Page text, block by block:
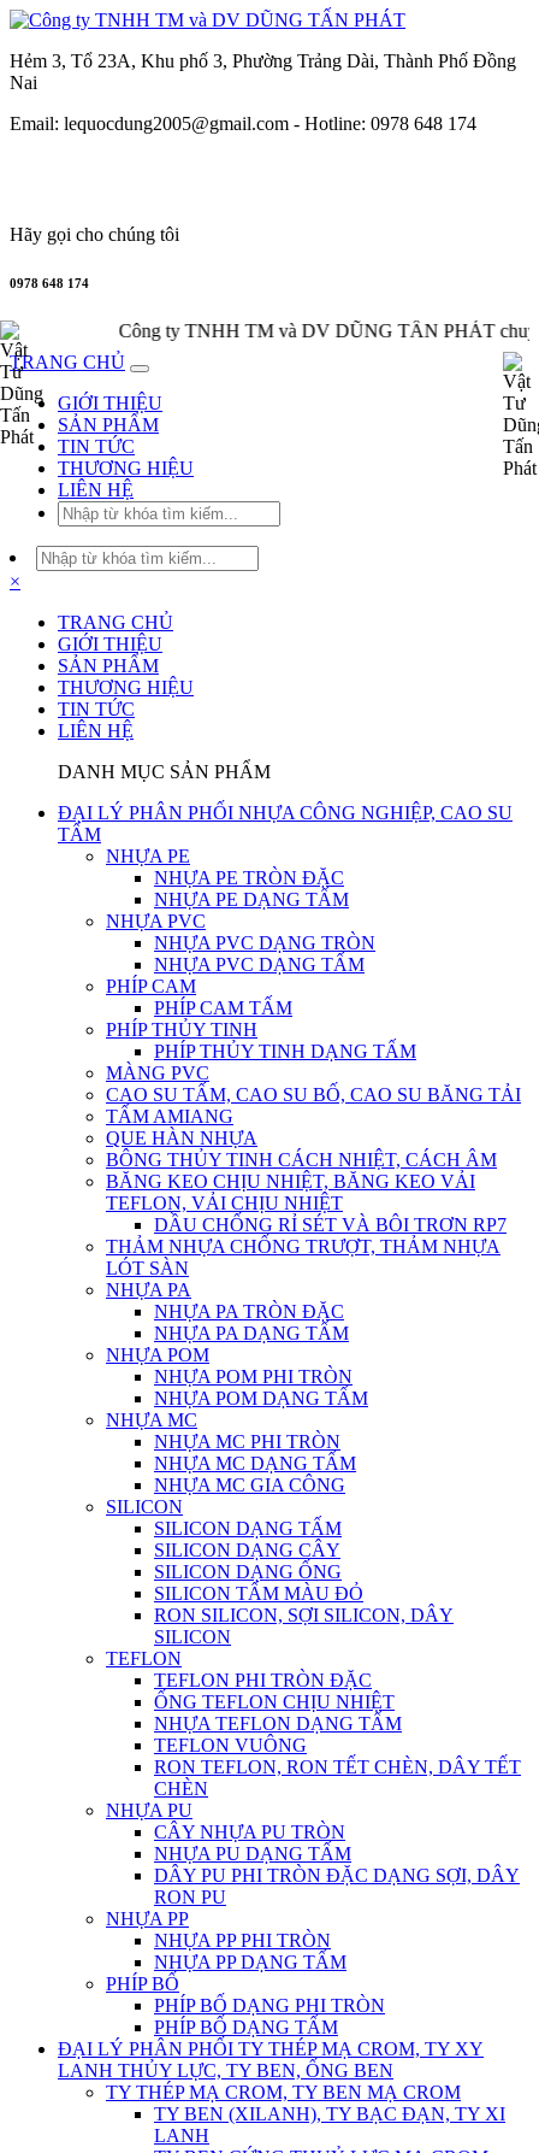
Hẻm 3, Tổ 23A, Khu phố 3, Phường Trảng Dài, Thành Phố Đồng
Nai
Email: lequocdung2005@gmail.com - Hotline: 0978 648 174
Hãy gọi cho chúng tôi
0978 648 174
Công ty TNHH TM và DV DŨNG TẤN PHÁT chuyên cung
TRANG CHỦ
GIỚI THIỆU
SẢN PHẨM
TIN TỨC
THƯƠNG HIỆU
LIÊN HỆ
×
TRANG CHỦ
GIỚI THIỆU
SẢN PHẨM
THƯƠNG HIỆU
TIN TỨC
LIÊN HỆ
DANH MỤC SẢN PHẨM
ĐẠI LÝ PHÂN PHỐI NHỰA CÔNG NGHIỆP, CAO SU
TẤM
NHỰA PE
NHỰA PE TRÒN ĐẶC
NHỰA PE DẠNG TẤM
NHỰA PVC
NHỰA PVC DẠNG TRÒN
NHỰA PVC DẠNG TẤM
PHÍP CAM
PHÍP CAM TẤM
PHÍP THỦY TINH
PHÍP THỦY TINH DẠNG TẤM
MÀNG PVC
CAO SU TẤM, CAO SU BỐ, CAO SU BĂNG TẢI
TẤM AMIANG
QUE HÀN NHỰA
BÔNG THỦY TINH CÁCH NHIỆT, CÁCH ÂM
BĂNG KEO CHỊU NHIỆT, BĂNG KEO VẢI
TEFLON, VẢI CHỊU NHIỆT
DẦU CHỐNG RỈ SÉT VÀ BÔI TRƠN RP7
THẢM NHỰA CHỐNG TRƯỢT, THẢM NHỰA
LÓT SÀN
NHỰA PA
NHỰA PA TRÒN ĐẶC
NHỰA PA DẠNG TẤM
NHỰA POM
NHỰA POM PHI TRÒN
NHỰA POM DẠNG TẤM
NHỰA MC
NHỰA MC PHI TRÒN
NHỰA MC DẠNG TẤM
NHỰA MC GIA CÔNG
SILICON
SILICON DẠNG TẤM
SILICON DẠNG CÂY
SILICON DẠNG ỐNG
SILICON TẤM MÀU ĐỎ
RON SILICON, SỢI SILICON, DÂY
SILICON
TEFLON
TEFLON PHI TRÒN ĐẶC
ỐNG TEFLON CHỊU NHIỆT
NHỰA TEFLON DẠNG TẤM
TEFLON VUÔNG
RON TEFLON, RON TẾT CHÈN, DÂY TẾT
CHÈN
NHỰA PU
CÂY NHỰA PU TRÒN
NHỰA PU DẠNG TẤM
DÂY PU PHI TRÒN ĐẶC DẠNG SỢI, DÂY
RON PU
NHỰA PP
NHỰA PP PHI TRÒN
NHỰA PP DẠNG TẤM
PHÍP BỐ
PHÍP BỐ DẠNG PHI TRÒN
PHÍP BỐ DẠNG TẤM
ĐẠI LÝ PHÂN PHỐI TY THÉP MẠ CROM, TY XY
LANH THỦY LỰC, TY BEN, ỐNG BEN
TY THÉP MẠ CROM, TY BEN MẠ CROM
TY BEN (XILANH), TY BẠC ĐẠN, TY XI
LANH